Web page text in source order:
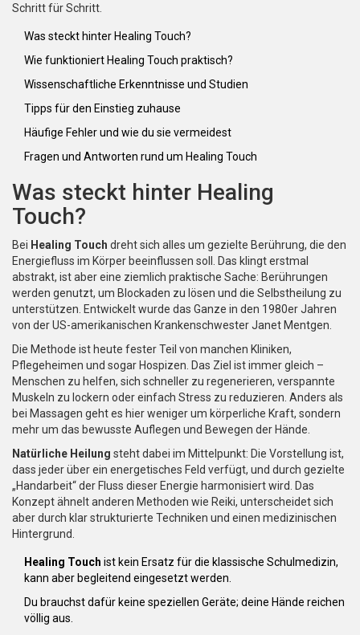
Schritt für Schritt.
Was steckt hinter Healing Touch?
Wie funktioniert Healing Touch praktisch?
Wissenschaftliche Erkenntnisse und Studien
Tipps für den Einstieg zuhause
Häufige Fehler und wie du sie vermeidest
Fragen und Antworten rund um Healing Touch
Was steckt hinter Healing
Touch?
Bei Healing Touch dreht sich alles um gezielte Berührung, die den
Energiefluss im Körper beeinflussen soll. Das klingt erstmal
abstrakt, ist aber eine ziemlich praktische Sache: Berührungen
werden genutzt, um Blockaden zu lösen und die Selbstheilung zu
unterstützen. Entwickelt wurde das Ganze in den 1980er Jahren
von der US-amerikanischen Krankenschwester Janet Mentgen.
Die Methode ist heute fester Teil von manchen Kliniken,
Pflegeheimen und sogar Hospizen. Das Ziel ist immer gleich –
Menschen zu helfen, sich schneller zu regenerieren, verspannte
Muskeln zu lockern oder einfach Stress zu reduzieren. Anders als
bei Massagen geht es hier weniger um körperliche Kraft, sondern
mehr um das bewusste Auflegen und Bewegen der Hände.
Natürliche Heilung steht dabei im Mittelpunkt: Die Vorstellung ist,
dass jeder über ein energetisches Feld verfügt, und durch gezielte
„Handarbeit“ der Fluss dieser Energie harmonisiert wird. Das
Konzept ähnelt anderen Methoden wie Reiki, unterscheidet sich
aber durch klar strukturierte Techniken und einen medizinischen
Hintergrund.
Healing Touch ist kein Ersatz für die klassische Schulmedizin,
kann aber begleitend eingesetzt werden.
Du brauchst dafür keine speziellen Geräte; deine Hände reichen
völlig aus.